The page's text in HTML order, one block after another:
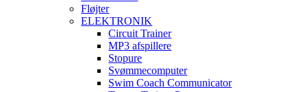
Fløjter
ELEKTRONIK
Circuit Trainer
MP3 afspillere
Stopure
Svømmecomputer
Swim Coach Communicator